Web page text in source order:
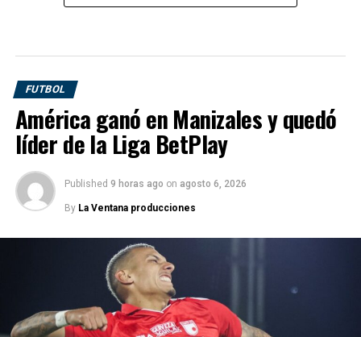
FUTBOL
América ganó en Manizales y quedó
líder de la Liga BetPlay
Published 9 horas ago on agosto 6, 2026
By La Ventana producciones